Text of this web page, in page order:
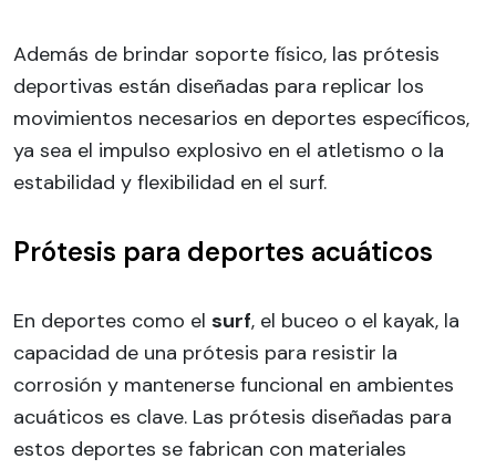
Además de brindar soporte físico, las prótesis
deportivas están diseñadas para replicar los
movimientos necesarios en deportes específicos,
ya sea el impulso explosivo en el atletismo o la
estabilidad y flexibilidad en el surf.
Prótesis para deportes acuáticos
En deportes como el surf, el buceo o el kayak, la
capacidad de una prótesis para resistir la
corrosión y mantenerse funcional en ambientes
acuáticos es clave. Las prótesis diseñadas para
estos deportes se fabrican con materiales